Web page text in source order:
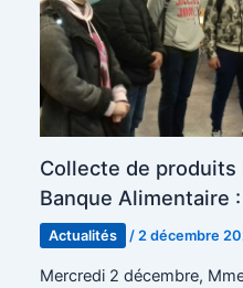
Collecte de
Banque Alimentaire :
Actualités / 2 décembre
Mercredi 2 décembre,